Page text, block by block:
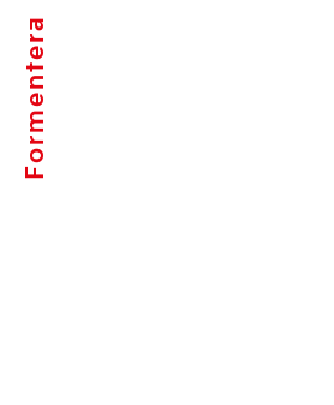
Formentera